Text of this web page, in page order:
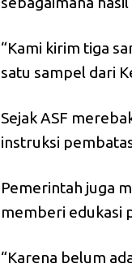
“Kami kirim tiga
satu sampel dari
Sejak ASF
instruksi
Pemerintah juga
memberi edukasi
“Karena belum